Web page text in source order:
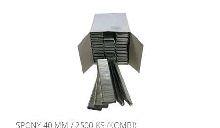
SPONY 40 MM / 2500 KS (KOMBI)